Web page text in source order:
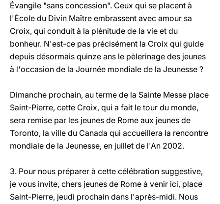
Évangile "sans concession". Ceux qui se placent à
l'École du Divin Maître embrassent avec amour sa
Croix, qui conduit à la plénitude de la vie et du
bonheur. N'est-ce pas précisément la Croix qui guide
depuis désormais quinze ans le pèlerinage des jeunes
à l'occasion de la Journée mondiale de la Jeunesse ?
Dimanche prochain, au terme de la Sainte Messe place
Saint-Pierre, cette Croix, qui a fait le tour du monde,
sera remise par les jeunes de Rome aux jeunes de
Toronto, la ville du Canada qui accueillera la rencontre
mondiale de la Jeunesse, en juillet de l'An 2002.
3. Pour nous préparer à cette célébration suggestive,
je vous invite, chers jeunes de Rome à venir ici, place
Saint-Pierre, jeudi prochain dans l'après-midi. Nous